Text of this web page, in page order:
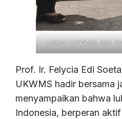
Rektor UKWMS, apt.
Prof. Ir. Felycia Edi
UKWMS hadir bersama
menyampaikan bahwa
Indonesia, berperan